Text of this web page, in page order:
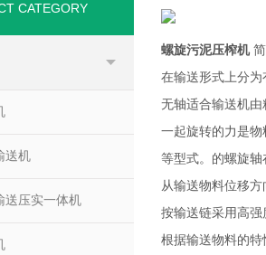
螺旋污泥压榨机
在输送形式上分
无轴适合输送机
一起旋转的力是
等型式。的螺旋
从输送物料位移
按输送链采用高
根据输送物料的
CATEGORY
送机
送压实一体机